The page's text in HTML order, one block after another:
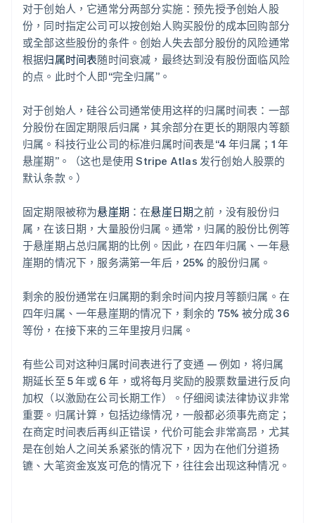
对于创始人，它通常分两部分实施：预先授予创始人股
份，同时指定公司可以按创始人购买股份的成本回购部分
或全部这些股份的条件。创始人失去部分股份的风险通常
根据归属时间表随时间衰减，最终达到没有股份面临风险
的点。此时个人即“完全归属”。
对于创始人，硅谷公司通常使用这样的归属时间表：一部
分股份在固定期限后归属，其余部分在更长的期限内等额
归属。科技行业公司的标准归属时间表是“4 年归属；1 年
悬崖期”。（这也是使用 Stripe Atlas 发行创始人股票的
默认条款。）
固定期限被称为悬崖期 ：在悬崖日期之前，没有股份归
属，在该日期，大量股份归属。通常，归属的股份比例等
于悬崖期占总归属期的比例。因此，在四年归属、一年悬
崖期的情况下，服务满第一年后，25% 的股份归属。
剩余的股份通常在归属期的剩余时间内按月等额归属。在
四年归属、一年悬崖期的情况下，剩余的 75% 被分成 36
等份，在接下来的三年里按月归属。
有些公司对这种归属时间表进行了变通 — 例如，将归属
期延长至 5 年或 6 年，或将每月奖励的股票数量进行反向
加权（以激励在公司长期工作）。仔细阅读法律协议非常
重要。归属计算，包括边缘情况，一般都必须事先商定；
在商定时间表后再纠正错误，代价可能会非常高昂，尤其
是在创始人之间关系紧张的情况下，因为在他们分道扬
镳、大笔资金岌岌可危的情况下，往往会出现这种情况。